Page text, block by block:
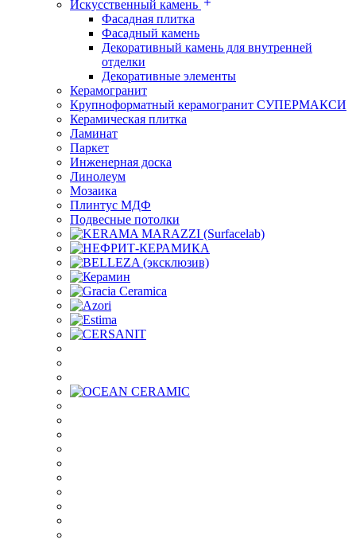
Искусственный камень
Фасадная плитка
Фасадный камень
Декоративный камень для внутренней
отделки
Декоративные элементы
Керамогранит
Крупноформатный керамогранит СУПЕРМАКСИ
Керамическая плитка
Ламинат
Паркет
Инженерная доска
Линолеум
Мозаика
Плинтус МДФ
Подвесные потолки